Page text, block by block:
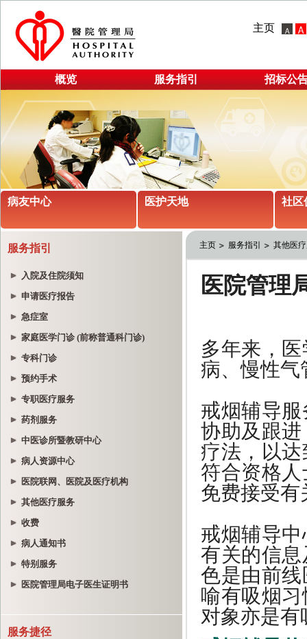
主页
概览 服务指引 招标公
病友中心 医护天地 社区
服务指引
入院及住院须知
申请医疗报告
急症室
家庭医学门诊 (前称普通科门诊)
专科门诊
预约手术
专职医疗服务
药剂服务
中医诊所暨教研中心
病人资源中心
医院联网、医院及医疗机构
其他医疗服务
收费
病人通知书
特别服务
医院管理局电子医生证明书
服务捷径
主页 服务指引 其他医